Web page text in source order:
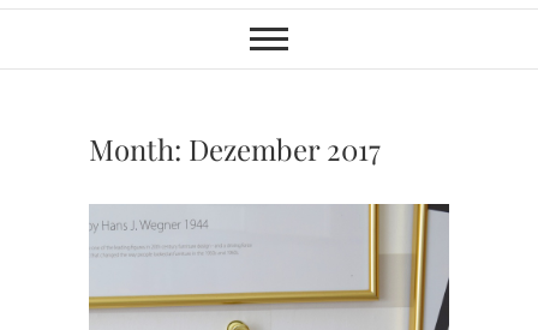
Month: Dezember 2017